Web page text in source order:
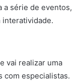
a série de eventos,
interatividade.
vai realizar uma
com especialistas.